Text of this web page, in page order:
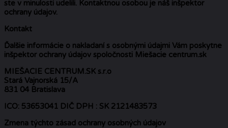
ste v minulosti udelili. Kontaktnou osobou je náš inšpektor
ochrany údajov.
Kontakt
Ďalšie informácie o nakladaní s osobnými údajmi Vám poskytne
inšpektor ochrany údajov spoločnosti Miešacie centrum.sk
MIEŠACIE CENTRUM.SK s.r.o
Stará Vajnorská 15/A
831 04 Bratislava
ICO: 53653041 DIČ DPH : SK 2121483573
Zmena týchto zásad ochrany osobných údajov